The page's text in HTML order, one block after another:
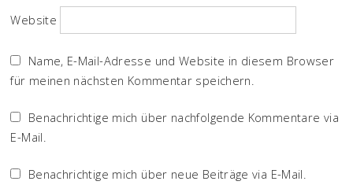
Website
Name, E-Mail-Adresse und Website in diesem Browser
für meinen nächsten Kommentar speichern.
Benachrichtige mich über nachfolgende Kommentare via
E-Mail.
Benachrichtige mich über neue Beiträge via E-Mail.